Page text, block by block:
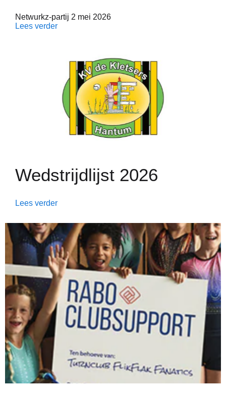
Netwurkz-partij 2 mei 2026
Lees verder
Wedstrijdlijst 2026
Lees verder